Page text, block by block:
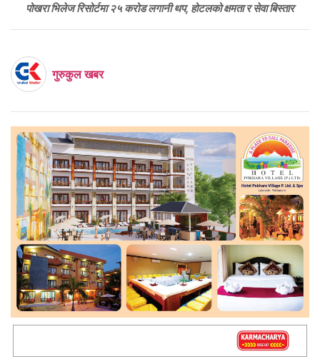
पोखरा भिलेज रिसोर्टमा २५ करोड लगानी थप, होटलको क्षमता र सेवा बिस्तार
गुरुकुल खबर